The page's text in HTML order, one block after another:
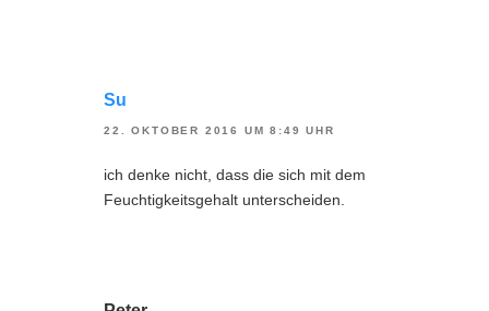
Su
22. OKTOBER 2016 UM 8:49 UHR
ich denke nicht, dass die sich mit dem
Feuchtigkeitsgehalt unterscheiden.